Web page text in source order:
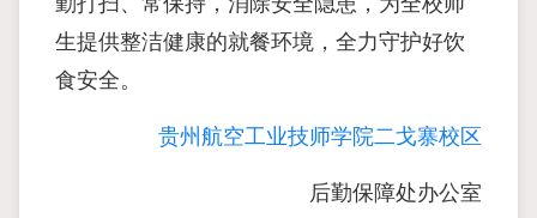
生提供整洁健康的就餐环境，全力守护好饮
食安全。
贵州航空工业技师学院二戈寨校区
后勤保障处办公室